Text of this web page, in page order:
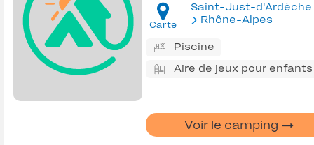
Carte
Saint-Just-d'Ardèche
Rhône-Alpes
Piscine
Aire de jeux pour enfants
Voir le camping